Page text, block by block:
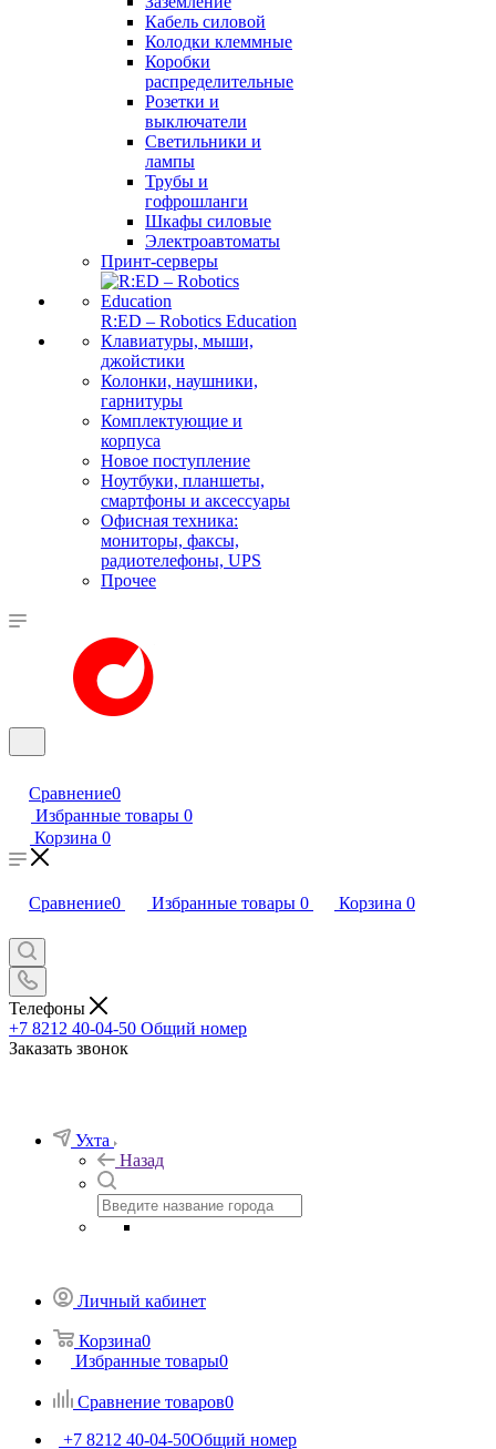
Кабель силовой
Колодки клеммные
Коробки
распределительные
Розетки и
выключатели
Светильники и
лампы
Трубы и
гофрошланги
Шкафы силовые
Электроавтоматы
Принт-серверы
R:ED – Robotics Education
Клавиатуры, мыши,
джойстики
Колонки, наушники,
гарнитуры
Комплектующие и
корпуса
Новое поступление
Ноутбуки, планшеты,
смартфоны и аксессуары
Офисная техника:
мониторы, факсы,
радиотелефоны, UPS
Прочее
Сравнение0
Избранные товары 0
Корзина 0
Сравнение0 Избранные товары 0 Корзина 0
Телефоны
+7 8212 40-04-50 Общий номер
Заказать звонок
Ухта
Назад
Личный кабинет
Корзина0
Избранные товары0
Сравнение товаров0
+7 8212 40-04-50Общий номер